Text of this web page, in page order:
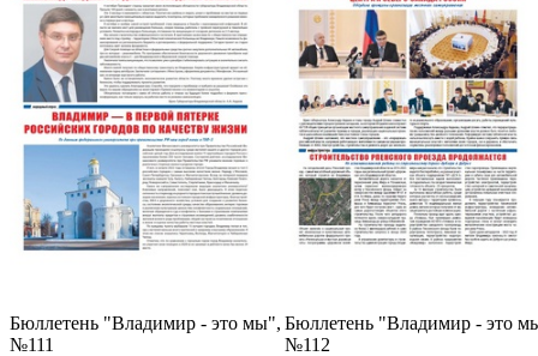
Бюллетень "Владимир - это мы",
№111
Бюллетень "Владимир - это
№112